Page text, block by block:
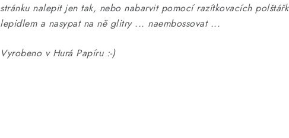
stránku nalepit jen tak, nebo nabarvit pomocí razítkovacích
lepidlem a nasypat na ně glitry ... naembossovat ...
Vyrobeno v Hurá Papíru :-)